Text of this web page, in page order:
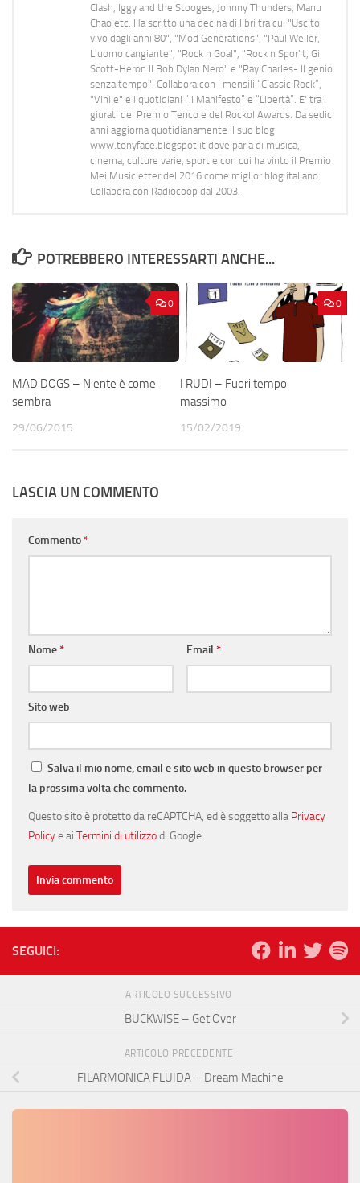
Clash, Iggy and the Stooges, Johnny Thunders, Manu
Chao etc. Ha scritto una decina di libri tra cui "Uscito
vivo dagli anni 80", "Mod Generations", "Paul Weller,
L’uomo cangiante", "Rock n Goal", "Rock n Spor"t, Gil
Scott-Heron Il Bob Dylan Nero" e "Ray Charles- Il genio
senza tempo". Collabora con i mensili “Classic Rock”,
"Vinile" e i quotidiani “Il Manifesto” e “Libertà”. E' tra i
giurati del Premio Tenco e del Rockol Awards. Da sedici
anni aggiorna quotidianamente il suo blog
www.tonyface.blogspot.it dove parla di musica,
cinema, culture varie, sport e con cui ha vinto il Premio
Mei Musicletter del 2016 come miglior blog italiano.
Collabora con Radiocoop dal 2003.
POTREBBERO INTERESSARTI ANCHE...
0
MAD DOGS – Niente è come
sembra
29/06/2015
0
I RUDI – Fuori tempo
massimo
15/02/2019
LASCIA UN COMMENTO
Commento*
Nome* Email *
Sito web
Salva il mio nome, email e sito web in questo browser per
la prossima volta che commento.
Questo sito è protetto da reCAPTCHA, ed è soggetto alla Privacy
Policye ai Termini di utilizzodi Google.
SEGUICI:
ARTICOLO SUCCESSIVO
BUCKWISE – Get Over
ARTICOLO PRECEDENTE
FILARMONICA FLUIDA – Dream Machine